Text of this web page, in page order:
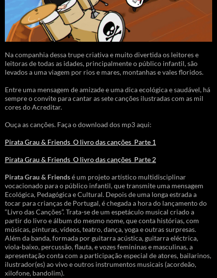
Na companhia dessa trupe criativa e muito divertida os leitores e
leitoras de todas as idades, principalmente o público infantil, são
levados a uma viagem por rios e mares, montanhas e vales floridos.
Entre uma mensagem de amizade e uma dica ecológica e saudável, há
sempre o convite para cantar as sete canções ilustradas com as mil
cores do Acreditar.
Ouça as canções. Faça o download dos mp3 aqui:
Pirata Grau & Friends_O livro das canções_Parte 1
Pirata Grau & Friends_O livro das canções_Parte 2
Pirata Grau & Friendsé um projeto artístico multidisciplinar
vocacionado para o público infantil, que transmite uma mensagem
Ecológica, Pedagógica e Cultural. Depois de uma longa estrada a
tocar para crianças de Portugal, é chegada a hora do lançamento do
“Livro das Canções”. Trata-se de um espetáculo musical criado a
partir do livro e álbum do mesmo nome, que conta histórias, com
músicas, pinturas, vídeos, teatro, dança, yoga e outras surpresas.
Além da banda, formada por guitarra acústica, guitarra eléctrica,
viola-baixo, percussão, flauta, e vozes femininas e masculinas, a
apresentação conta com a participação especial de atores, bailarinos,
ilustrador(es) ao vivo e outros instrumentos musicais (acordeão,
xilofone, bandolim).